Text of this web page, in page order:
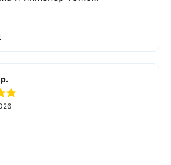
прошел быстро и бе з
Оборудование не
места и легко
всем рекомендовать данную